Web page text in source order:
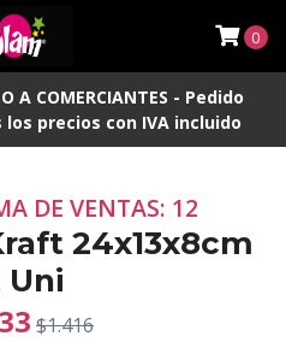
A COMERCIANTES - Pedido
los precios con IVA incluido
0
DE VENTAS: 12
24x13x8cm
Uni
$1.416